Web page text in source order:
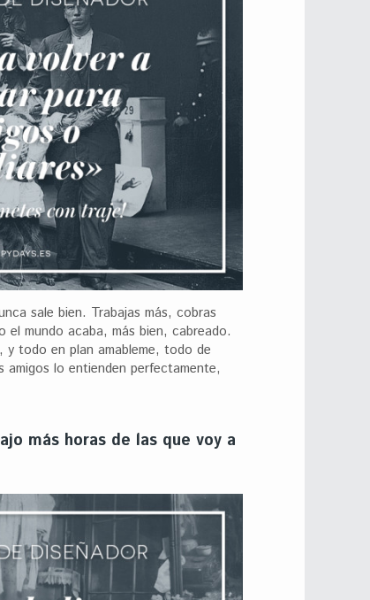
sale bien. Trabajas más, cobras
mundo acaba, más bien, cabreado.
todo en plan amableme, todo de
lo entienden perfectamente,
más horas de las que voy a